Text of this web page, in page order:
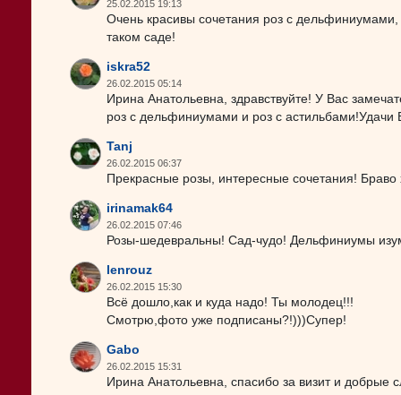
25.02.2015 19:13
Очень красивы сочетания роз с
таком саде!
iskra52
26.02.2015 05:14
Ирина Анатольевна, здравствуйте! У Вас
роз с дельфиниумами и роз с
Tanj
26.02.2015 06:37
Прекрасные розы, интересные сочетания! Браво
irinamak64
26.02.2015 07:46
Розы-шедевральны! Сад-чудо! Дельфиниумы
lenrouz
26.02.2015 15:30
Всё дошло,как и куда надо! Ты молодец!!!
Смотрю,фото уже подписаны?!)))Супер!
Gabo
26.02.2015 15:31
Ирина Анатольевна, спасибо за визит и добрые